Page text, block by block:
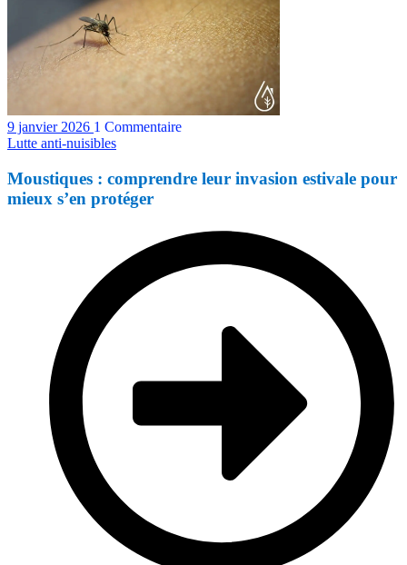
9 janvier 2026 1 Commentaire
Lutte anti-nuisibles
Moustiques : comprendre leur invasion estivale pour
mieux s’en protéger